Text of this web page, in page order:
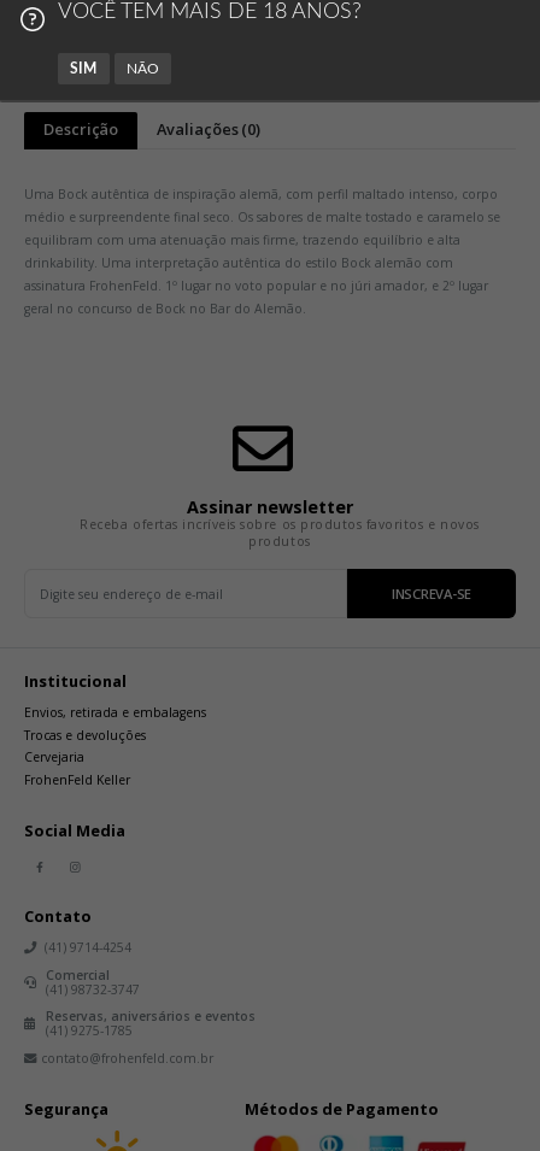
Embalagem
Descrição Avaliações (0)
Uma Bock autêntica de inspiração alemã, com perfil maltado intenso, corpo
médio e surpreendente final seco. Os sabores de malte tostado e caramelo se
equilibram com uma atenuação mais firme, trazendo equilíbrio e alta
drinkability. Uma interpretação autêntica do estilo Bock alemão com
assinatura FrohenFeld. 1º lugar no voto popular e no júri amador, e 2º lugar
geral no concurso de Bock no Bar do Alemão.
Assinar newsletter
Receba ofertas incríveis sobre os produtos favoritos e novos
produtos
INSCREVA-SE
Institucional
Envios, retirada e embalagens
Trocas e devoluções
Cervejaria
FrohenFeld Keller
Social Media
Contato
(41) 9714-4254
Comercial
(41) 98732-3747
Reservas, aniversários e eventos
(41) 9275-1785
contato@frohenfeld.com.br
Segurança Métodos de Pagamento
VOCÊ TEM MAIS DE 18 ANOS?
SIM NÃO